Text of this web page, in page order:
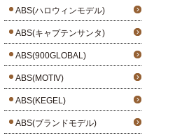
ABS(ハロウィンモデル)
ABS(キャプテンサンタ)
ABS(900GLOBAL)
ABS(MOTIV)
ABS(KEGEL)
ABS(ブランドモデル)